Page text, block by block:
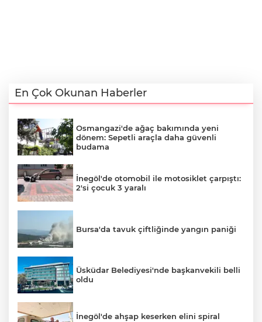
En Çok Okunan Haberler
Osmangazi'de ağaç bakımında yeni
dönem: Sepetli araçla daha güvenli
budama
İnegöl'de otomobil ile motosiklet çarpıştı:
2'si çocuk 3 yaralı
Bursa'da tavuk çiftliğinde yangın paniği
Üsküdar Belediyesi'nde başkanvekili belli
oldu
İnegöl'de ahşap keserken elini spiral